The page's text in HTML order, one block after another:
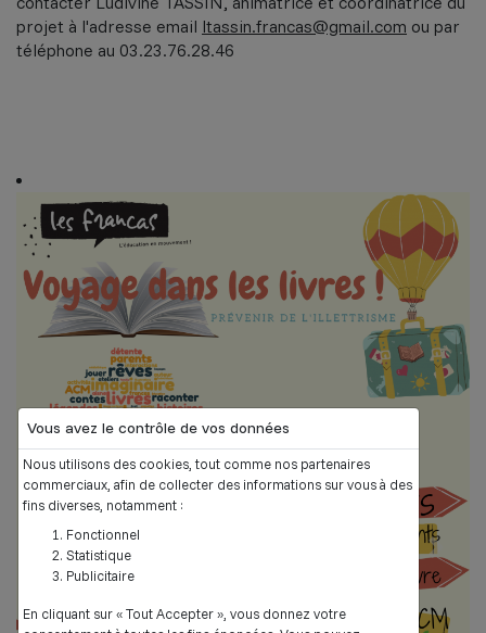
Vous avez le contrôle de vos données
Nous utilisons des cookies, tout comme nos partenaires
commerciaux, afin de collecter des informations sur vous à des
fins diverses, notamment :
Fonctionnel
Statistique
Publicitaire
En cliquant sur « Tout Accepter », vous donnez votre
projet à l'adresse email ltassin.francas@gmail.com ou par
téléphone au 03.23.76.28.46
Previous Next